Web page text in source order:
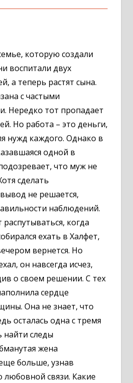
которую создали
воспитали двух
а теперь растят сына.
с частыми
Нередко тот пропадает
Но работа – это деньги,
нужд каждого. Однако в
одной в
что муж не
сделать
не решается,
наблюдений.
когда
ехать в Халфет,
вернется. Но
он навсегда исчез,
о своем решении. С тех
сердце
Она не знает, что
осталась одна с тремя
найти следы
жена
больше, узнав
любовной связи. Какие